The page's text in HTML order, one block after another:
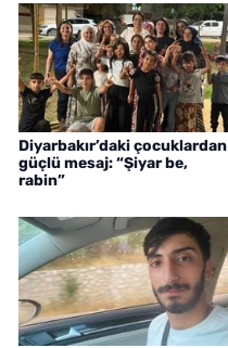
Diyarbakır’daki çocuklardan
güçlü mesaj: “Şiyar be,
rabin”